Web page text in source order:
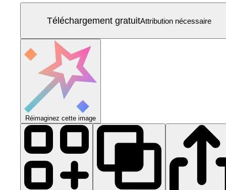
Téléchargement gratuitAttribution nécessaire
Réimaginez cette image